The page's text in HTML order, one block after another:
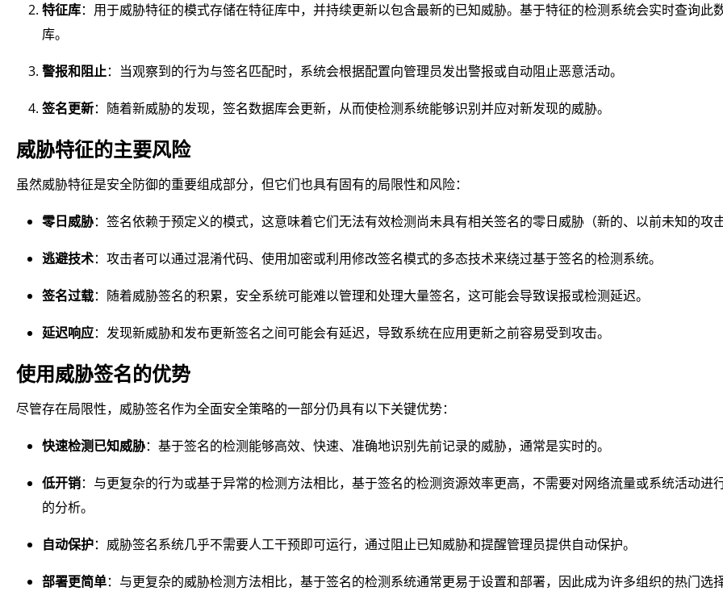
特征库：用于威胁特征的模式存储在特征库中，并持续更新以包含最新的已知威胁。基于特征的检测系统会实时查询此
库。
警报和阻止：当观察到的行为与签名匹配时，系统会根据配置向管理员发出警报或自动阻止恶意活动。
签名更新：随着新威胁的发现，签名数据库会更新，从而使检测系统能够识别并应对新发现的威胁。
威胁特征的主要风险
虽然威胁特征是安全防御的重要组成部分，但它们也具有固有的局限性和风险：
零日威胁：签名依赖于预定义的模式，这意味着它们无法有效检测尚未具有相关签名的零日威胁（新的、以前未知的攻击
逃避技术：攻击者可以通过混淆代码、使用加密或利用修改签名模式的多态技术来绕过基于签名的检测系统。
签名过载：随着威胁签名的积累，安全系统可能难以管理和处理大量签名，这可能会导致误报或检测延迟。
延迟响应：发现新威胁和发布更新签名之间可能会有延迟，导致系统在应用更新之前容易受到攻击。
使用威胁签名的优势
尽管存在局限性，威胁签名作为全面安全策略的一部分仍具有以下关键优势：
快速检测已知威胁：基于签名的检测能够高效、快速、准确地识别先前记录的威胁，通常是实时的。
低开销：与更复杂的行为或基于异常的检测方法相比，基于签名的检测资源效率更高，不需要对网络流量或系统活动进
的分析。
自动保护：威胁签名系统几乎不需要人工干预即可运行，通过阻止已知威胁和提醒管理员提供自动保护。
部署更简单：与更复杂的威胁检测方法相比，基于签名的检测系统通常更易于设置和部署，因此成为许多组织的热门选择